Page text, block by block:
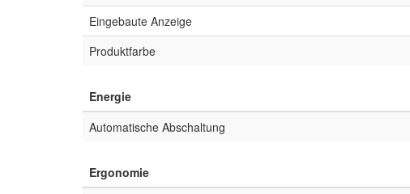
Eingebaute Anzeige
Produktfarbe
Energie
Automatische Abschaltung
Ergonomie